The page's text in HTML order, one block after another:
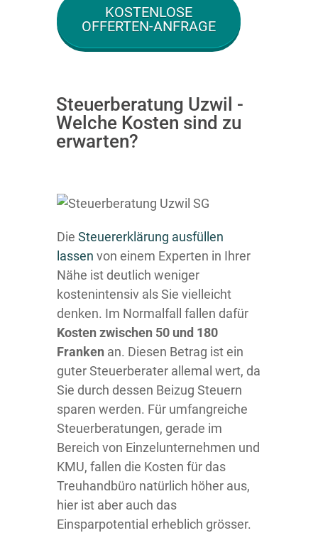
KOSTENLOSE
OFFERTEN-ANFRAGE
Steuerberatung Uzwil -
Welche Kosten sind zu
erwarten?
Die Steuererklärung ausfüllen
lassen von einem Experten in Ihrer
Nähe ist deutlich weniger
kostenintensiv als Sie vielleicht
denken. Im Normalfall fallen dafür
Kosten zwischen 50 und 180
Franken an. Diesen Betrag ist ein
guter Steuerberater allemal wert, da
Sie durch dessen Beizug Steuern
sparen werden. Für umfangreiche
Steuerberatungen, gerade im
Bereich von Einzelunternehmen und
KMU, fallen die Kosten für das
Treuhandbüro natürlich höher aus,
hier ist aber auch das
Einsparpotential erheblich grösser.